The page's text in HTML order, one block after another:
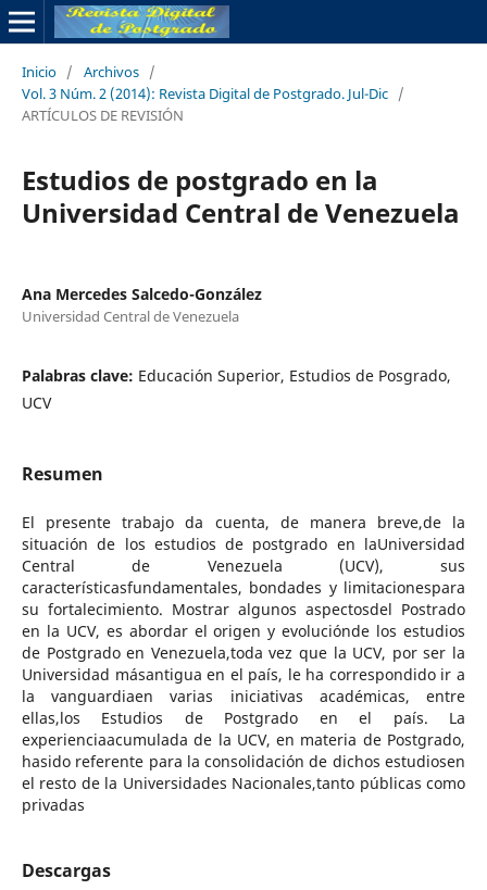
Inicio / Archivos /
Vol. 3 Núm. 2 (2014): Revista Digital de Postgrado. Jul-Dic /
ARTÍCULOS DE REVISIÓN
Estudios de postgrado en la
Universidad Central de Venezuela
Ana Mercedes Salcedo-González
Universidad Central de Venezuela
Palabras clave: Educación Superior, Estudios de Posgrado,
UCV
Resumen
El presente trabajo da cuenta, de manera breve,de la
situación de los estudios de postgrado en laUniversidad
Central de Venezuela (UCV), sus
característicasfundamentales, bondades y limitacionespara
su fortalecimiento. Mostrar algunos aspectosdel Postrado
en la UCV, es abordar el origen y evoluciónde los estudios
de Postgrado en Venezuela,toda vez que la UCV, por ser la
Universidad másantigua en el país, le ha correspondido ir a
la vanguardiaen varias iniciativas académicas, entre
ellas,los Estudios de Postgrado en el país. La
experienciaacumulada de la UCV, en materia de Postgrado,
hasido referente para la consolidación de dichos estudiosen
el resto de la Universidades Nacionales,tanto públicas como
privadas
Descargas